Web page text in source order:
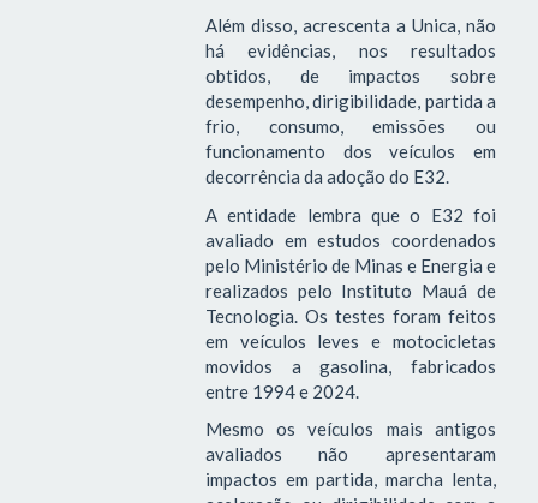
Além disso, acrescenta a Unica, não
há evidências, nos resultados
obtidos, de impactos sobre
desempenho, dirigibilidade, partida a
frio, consumo, emissões ou
funcionamento dos veículos em
decorrência da adoção do E32.
A entidade lembra que o E32 foi
avaliado em estudos coordenados
pelo Ministério de Minas e Energia e
realizados pelo Instituto Mauá de
Tecnologia. Os testes foram feitos
em veículos leves e motocicletas
movidos a gasolina, fabricados
entre 1994 e 2024.
Mesmo os veículos mais antigos
avaliados não apresentaram
impactos em partida, marcha lenta,